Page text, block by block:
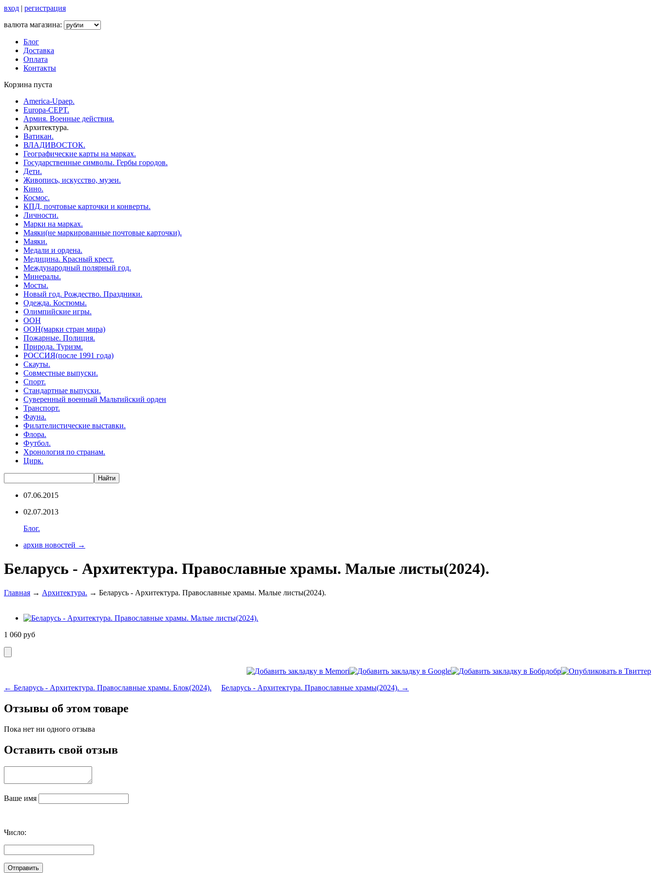
вход | регистрация
валюта магазина:
Блог
Доставка
Оплата
Контакты
Корзина пуста
America-Upaep.
Europa-CEPT.
Армия. Военные действия.
Архитектура.
Ватикан.
ВЛАДИВОСТОК.
Географические карты на марках.
Государственные символы. Гербы городов.
Дети.
Живопись, искусство, музеи.
Кино.
Космос.
КПД, почтовые карточки и конверты.
Личности.
Марки на марках.
Маяки(не маркированные почтовые карточки).
Маяки.
Медали и ордена.
Медицина. Красный крест.
Международный полярный год.
Минералы.
Мосты.
Новый год. Рождество. Праздники.
Одежда. Костюмы.
Олимпийские игры.
ООН
ООН(марки стран мира)
Пожарные. Полиция.
Природа. Туризм.
РОССИЯ(после 1991 года)
Скауты.
Совместные выпуски.
Спорт.
Стандартные выпуски.
Суверенный военный Мальтийский орден
Транспорт.
Фауна.
Филателистические выставки.
Флора.
Футбол.
Хронология по странам.
Цирк.
07.06.2015
02.07.2013
Блог.
архив новостей →
Беларусь - Архитектура. Православные храмы. Малые листы(2024).
Главная → Архитектура. → Беларусь - Архитектура. Православные храмы. Малые листы(2024).
1 060 руб
← Беларусь - Архитектура. Православные храмы. Блок(2024). Беларусь - Архитектура. Православные храмы(2024). →
Отзывы об этом товаре
Пока нет ни одного отзыва
Оставить свой отзыв
Ваше имя
Число: